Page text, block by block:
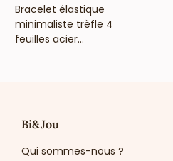
VOIR LE PRIX
Bracelet élastique
minimaliste trèfle 4
feuilles acier...
Bi&Jou
Qui sommes-nous ?